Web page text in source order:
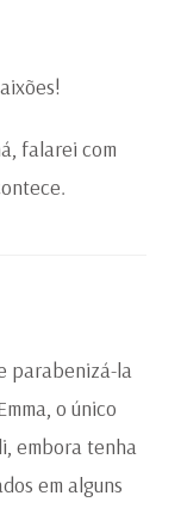
falarei com
parabenizá-la
o único
embora tenha
em alguns